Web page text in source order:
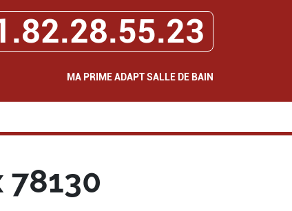
MA PRIME ADAPT SALLE DE BAIN